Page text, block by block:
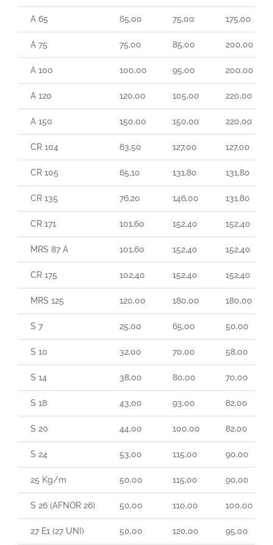
A 65 65,00 75,00 175,00
A 75 75,00 85,00 200,00
A 100 100,00 95,00 200,00
A 120 120,00 105,00 220,00
A 150 150,00 150,00 220,00
CR 104 63,50 127,00 127,00
CR 105 65,10 131,80 131,80
CR 135 76,20 146,00 131,80
CR 171 101,60 152,40 152,40
MRS 87 A 101,60 152,40 152,40
CR 175 102,40 152,40 152,40
MRS 125 120,00 180,00 180,00
S 7 25,00 65,00 50,00
S 10 32,00 70,00 58,00
S 14 38,00 80,00 70,00
S 18 43,00 93,00 82,00
S 20 44,00 100,00 82,00
S 24 53,00 115,00 90,00
25 Kg/m 50,00 115,00 90,00
S 26 (AFNOR 26) 50,00 110,00 100,00
27 E1 (27 UNI) 50,00 120,00 95,00